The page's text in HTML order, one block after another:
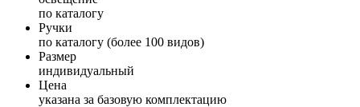
по каталогу
Ручки
по каталогу (более 100 видов)
Размер
индивидуальный
Цена
указана за базовую комплектацию